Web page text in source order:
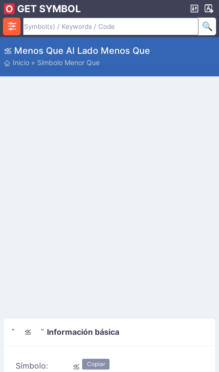
GET SYMBOL
⪣ Menos Que Al Lado Menos Que
Inicio » Símbolo Menor Que
" ⪣ " Información básica
Símbolo: ⪣ Copiar